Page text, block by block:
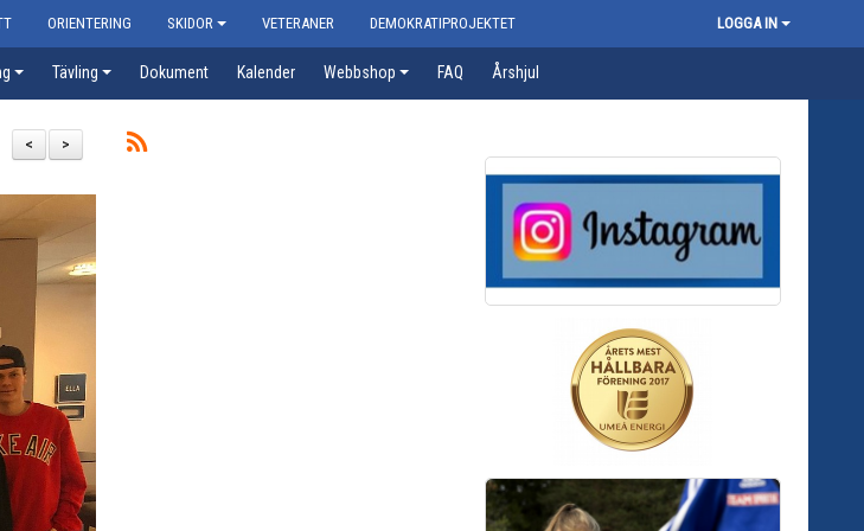
ORIENTERING SKIDOR VETERANER DEMOKRATIPROJEKTET LOGGA IN
Tävling Dokument Kalender Webbshop FAQ Årshjul
>
<